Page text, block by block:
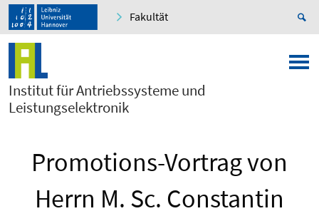
Fakultät
Institut für Antriebssysteme und
Leistungselektronik
Promotions-Vortrag von
Herrn M. Sc. Constantin